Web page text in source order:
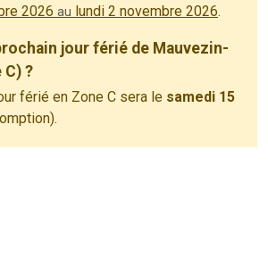
2026 au lundi 2 novembre 2026.
jour férié de Mauvezin-
?
férié en Zone C sera le samedi 15